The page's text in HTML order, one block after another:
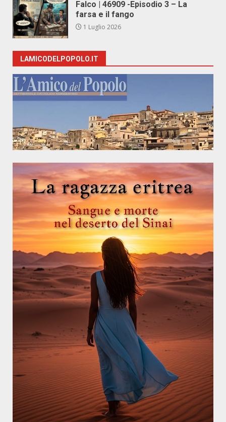
Falco | 46909 -Episodio 3 – La
farsa e il fango
1 Luglio 2026
LAMICODELPOPOLO.IT